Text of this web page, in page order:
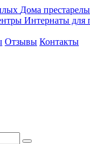
Дома
Интернаты для
Отзывы Контакты